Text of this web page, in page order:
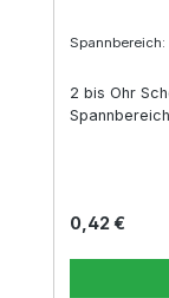
Spannbereich:
2 bis Ohr
Regulärer
0,42 €